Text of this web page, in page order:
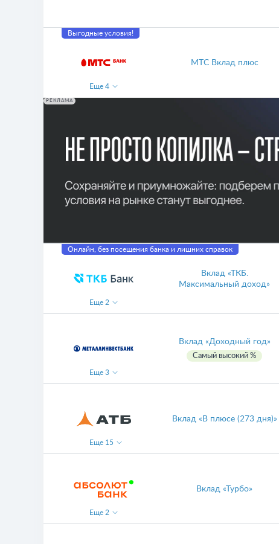
Выгодные условия!
МТС Вклад плюс
Еще 4
РЕКЛАМА
Онлайн, без посещения банка и лишних справок
Вклад «ТКБ.
Максимальный доход»
Еще 2
Вклад «Доходный год»
Самый высокий %
Еще 3
Вклад «В плюсе (273 дня)»
Еще 15
Вклад «Турбо»
Еще 2